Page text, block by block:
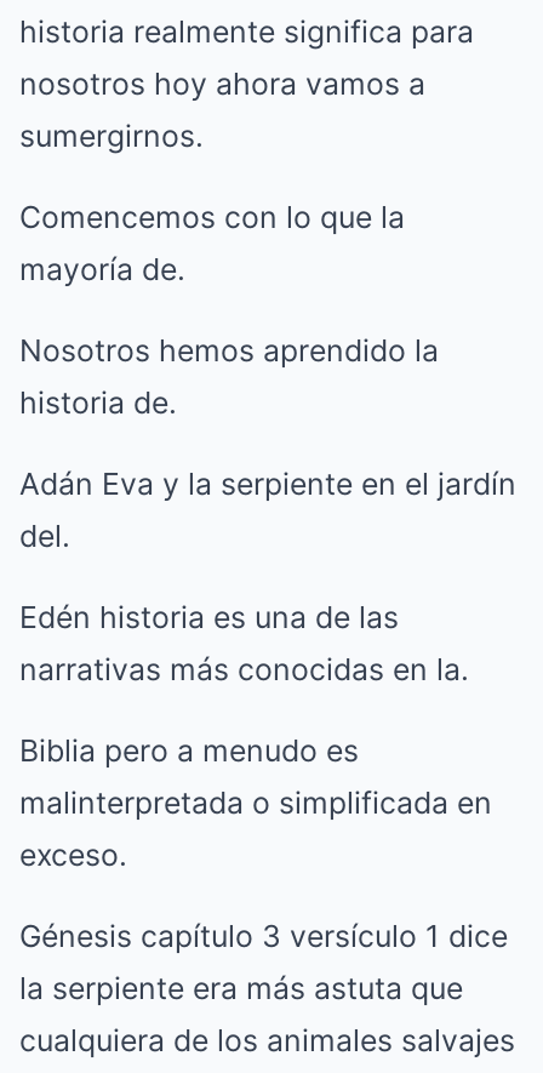
historia realmente significa para
nosotros hoy ahora vamos a
sumergirnos.
Comencemos con lo que la
mayoría de.
Nosotros hemos aprendido la
historia de.
Adán Eva y la serpiente en el jardín
del.
Edén historia es una de las
narrativas más conocidas en la.
Biblia pero a menudo es
malinterpretada o simplificada en
exceso.
Génesis capítulo 3 versículo 1 dice
la serpiente era más astuta que
cualquiera de los animales salvajes